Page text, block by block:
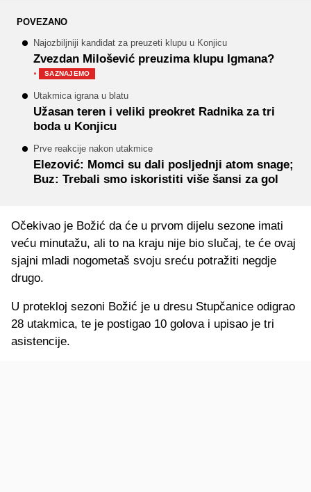
POVEZANO
Najozbiljniji kandidat za preuzeti klupu u Konjicu
Zvezdan Milošević preuzima klupu Igmana?
· SAZNAJEMO
Utakmica igrana u blatu
Užasan teren i veliki preokret Radnika za tri
boda u Konjicu
Prve reakcije nakon utakmice
Elezović: Momci su dali posljednji atom snage;
Buz: Trebali smo iskoristiti više šansi za gol
Očekivao je Božić da će u prvom dijelu sezone imati
veću minutažu, ali to na kraju nije bio slučaj, te će ovaj
sjajni mladi nogometaš svoju sreću potražiti negdje
drugo.
U protekloj sezoni Božić je u dresu Stupčanice odigrao
28 utakmica, te je postigao 10 golova i upisao je tri
asistencije.